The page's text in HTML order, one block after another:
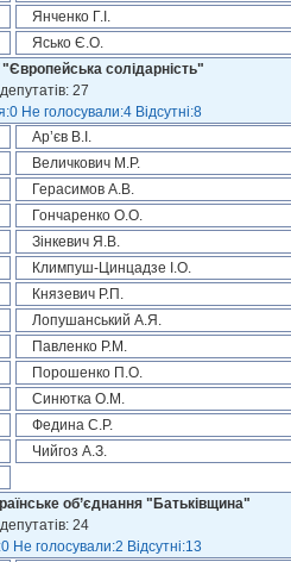
Янченко Г.І.
Ясько Є.О.
"Європейська солідарність"
депутатів: 27
Не голосували:4 Відсутні:8
Ар’єв В.І.
Величкович М.Р.
Герасимов А.В.
Гончаренко О.О.
Зінкевич Я.В.
Климпуш-Цинцадзе І.О.
Князевич Р.П.
Лопушанський А.Я.
Павленко Р.М.
Порошенко П.О.
Синютка О.М.
Федина С.Р.
Чийгоз А.З.
об’єднання "Батьківщина"
депутатів: 24
голосували:2 Відсутні:13